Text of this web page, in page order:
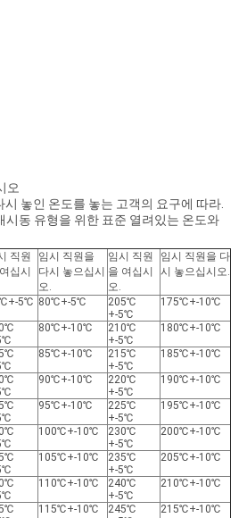
오
시 놓인 온도를 놓는 고객의 요구에 따라.
동 유형을 위한 표준 열려있는 온도와
직원
십시
임시 직원을
다시 놓으십시
오.
임시 직원
을 여십시
오.
임시 직원을 다
시 놓으십시오.
5℃ 80℃+-5℃
205℃
+-5℃
175℃+-10℃
80℃+-10℃
210℃
+-5℃
180℃+-10℃
85℃+-10℃
215℃
+-5℃
185℃+-10℃
90℃+-10℃
220℃
+-5℃
190℃+-10℃
95℃+-10℃
225℃
+-5℃
195℃+-10℃
100℃+-10℃
230℃
+-5℃
200℃+-10℃
105℃+-10℃
235℃
+-5℃
205℃+-10℃
110℃+-10℃
240℃
+-5℃
210℃+-10℃
115℃+-10℃
245℃
215℃+-10℃